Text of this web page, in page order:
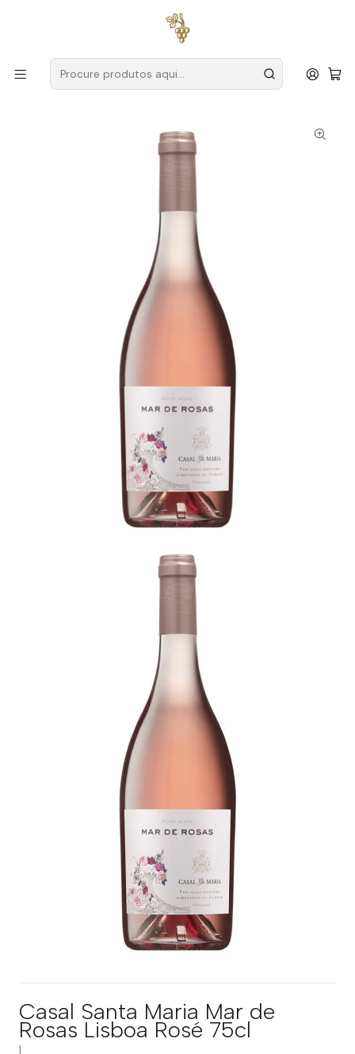
para encomendas a partir de
Produtores Lisboa
Casal Santa Maria
Casal Santa Maria Mar de Rosas Lisboa Rosé 75cl
Casal Santa Maria Mar de
Rosas Lisboa Rosé 75cl